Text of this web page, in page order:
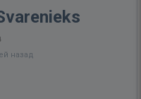
назад